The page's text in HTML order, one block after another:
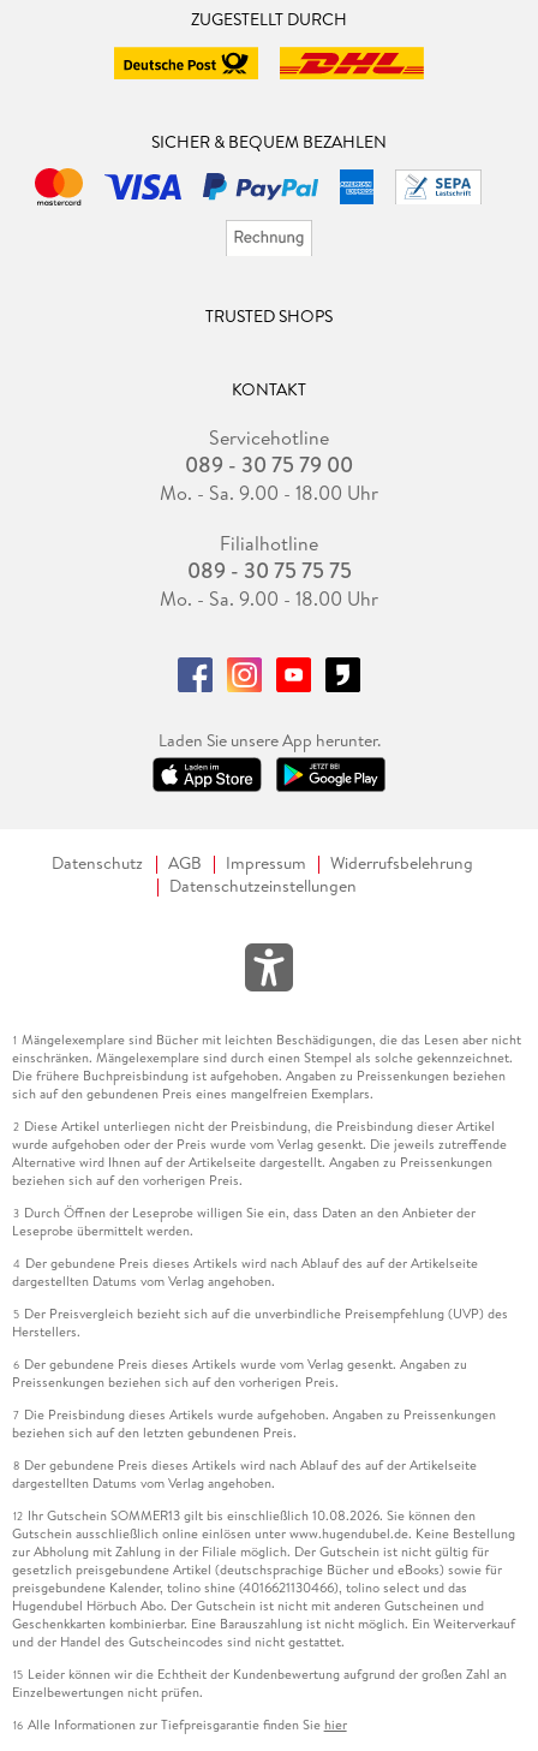
ZUGESTELLT DURCH
SICHER & BEQUEM BEZAHLEN
TRUSTED SHOPS
KONTAKT
Servicehotline
089 - 30 75 79 00
Mo. - Sa. 9.00 - 18.00 Uhr
Filialhotline
089 - 30 75 75 75
Mo. - Sa. 9.00 - 18.00 Uhr
Laden Sie unsere App herunter.
Datenschutz AGB Impressum
Widerrufsbelehrung
Datenschutzeinstellungen
1 Mängelexemplare sind Bücher mit leichten Beschädigungen, die das Lesen aber nicht
einschränken. Mängelexemplare sind durch einen Stempel als solche gekennzeichnet.
Die frühere Buchpreisbindung ist aufgehoben. Angaben zu Preissenkungen beziehen
sich auf den gebundenen Preis eines mangelfreien Exemplars.
2 Diese Artikel unterliegen nicht der Preisbindung, die Preisbindung dieser Artikel
wurde aufgehoben oder der Preis wurde vom Verlag gesenkt. Die jeweils zutreffende
Alternative wird Ihnen auf der Artikelseite dargestellt. Angaben zu Preissenkungen
beziehen sich auf den vorherigen Preis.
3 Durch Öffnen der Leseprobe willigen Sie ein, dass Daten an den Anbieter der
Leseprobe übermittelt werden.
4 Der gebundene Preis dieses Artikels wird nach Ablauf des auf der Artikelseite
dargestellten Datums vom Verlag angehoben.
5 Der Preisvergleich bezieht sich auf die unverbindliche Preisempfehlung (UVP) des
Herstellers.
6 Der gebundene Preis dieses Artikels wurde vom Verlag gesenkt. Angaben zu
Preissenkungen beziehen sich auf den vorherigen Preis.
7 Die Preisbindung dieses Artikels wurde aufgehoben. Angaben zu Preissenkungen
beziehen sich auf den letzten gebundenen Preis.
8 Der gebundene Preis dieses Artikels wird nach Ablauf des auf der Artikelseite
dargestellten Datums vom Verlag angehoben.
12 Ihr Gutschein SOMMER13 gilt bis einschließlich 10.08.2026. Sie können den
Gutschein ausschließlich online einlösen unter www.hugendubel.de. Keine Bestellung
zur Abholung mit Zahlung in der Filiale möglich. Der Gutschein ist nicht gültig für
gesetzlich preisgebundene Artikel (deutschsprachige Bücher und eBooks) sowie für
preisgebundene Kalender, tolino shine (4016621130466), tolino select und das
Hugendubel Hörbuch Abo. Der Gutschein ist nicht mit anderen Gutscheinen und
Geschenkkarten kombinierbar. Eine Barauszahlung ist nicht möglich. Ein Weiterverkauf
und der Handel des Gutscheincodes sind nicht gestattet.
15 Leider können wir die Echtheit der Kundenbewertung aufgrund der großen Zahl an
Einzelbewertungen nicht prüfen.
16 Alle Informationen zur Tiefpreisgarantie finden Sie hier